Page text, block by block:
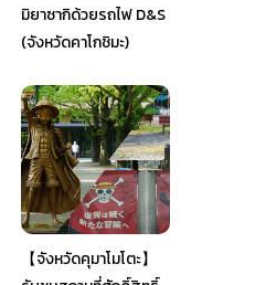
มิยาซากิด้วยรถไฟ D&S
(จังหวัดคาโกชิมะ)
【จังหวัดคุมาโมโตะ】